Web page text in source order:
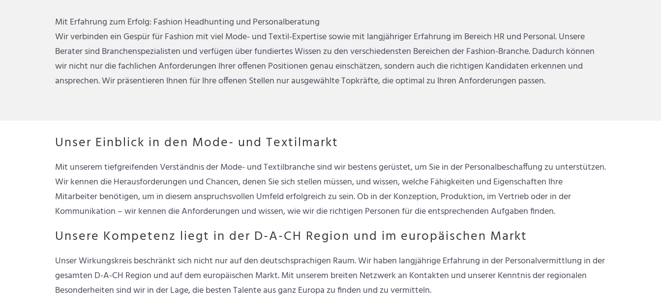
Mit Erfahrung zum Erfolg: Fashion Headhunting und Personalberatung
Wir verbinden ein Gespür für Fashion mit viel Mode- und Textil-Expertise sowie mit langjähriger Erfahrung im Bereich HR und Personal. Unsere
Berater sind Branchenspezialisten und verfügen über fundiertes Wissen zu den verschiedensten Bereichen der Fashion-Branche. Dadurch können
wir nicht nur die fachlichen Anforderungen Ihrer offenen Positionen genau einschätzen, sondern auch die richtigen Kandidaten erkennen und
ansprechen. Wir präsentieren Ihnen für Ihre offenen Stellen nur ausgewählte Topkräfte, die optimal zu Ihren Anforderungen passen.
Unser Einblick in den Mode- und Textilmarkt
Mit unserem tiefgreifenden Verständnis der Mode- und Textilbranche sind wir bestens gerüstet, um Sie in der Personalbeschaffung zu unterstützen.
Wir kennen die Herausforderungen und Chancen, denen Sie sich stellen müssen, und wissen, welche Fähigkeiten und Eigenschaften Ihre
Mitarbeiter benötigen, um in diesem anspruchsvollen Umfeld erfolgreich zu sein. Ob in der Konzeption, Produktion, im Vertrieb oder in der
Kommunikation – wir kennen die Anforderungen und wissen, wie wir die richtigen Personen für die entsprechenden Aufgaben finden.
Unsere Kompetenz liegt in der D-A-CH Region und im europäischen Markt
Unser Wirkungskreis beschränkt sich nicht nur auf den deutschsprachigen Raum. Wir haben langjährige Erfahrung in der Personalvermittlung in der
gesamten D-A-CH Region und auf dem europäischen Markt. Mit unserem breiten Netzwerk an Kontakten und unserer Kenntnis der regionalen
Besonderheiten sind wir in der Lage, die besten Talente aus ganz Europa zu finden und zu vermitteln.